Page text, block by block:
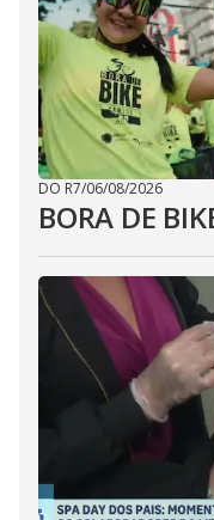
DO R7/06/08/2026
BORA DE